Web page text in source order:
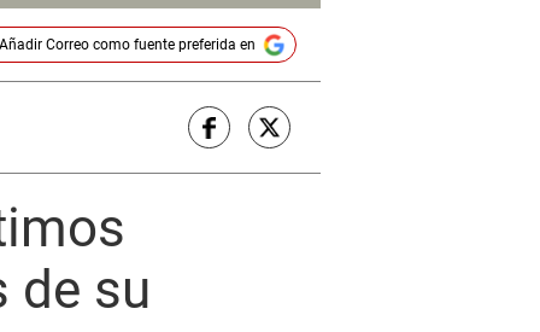
Correocomo fuente preferida en
de su